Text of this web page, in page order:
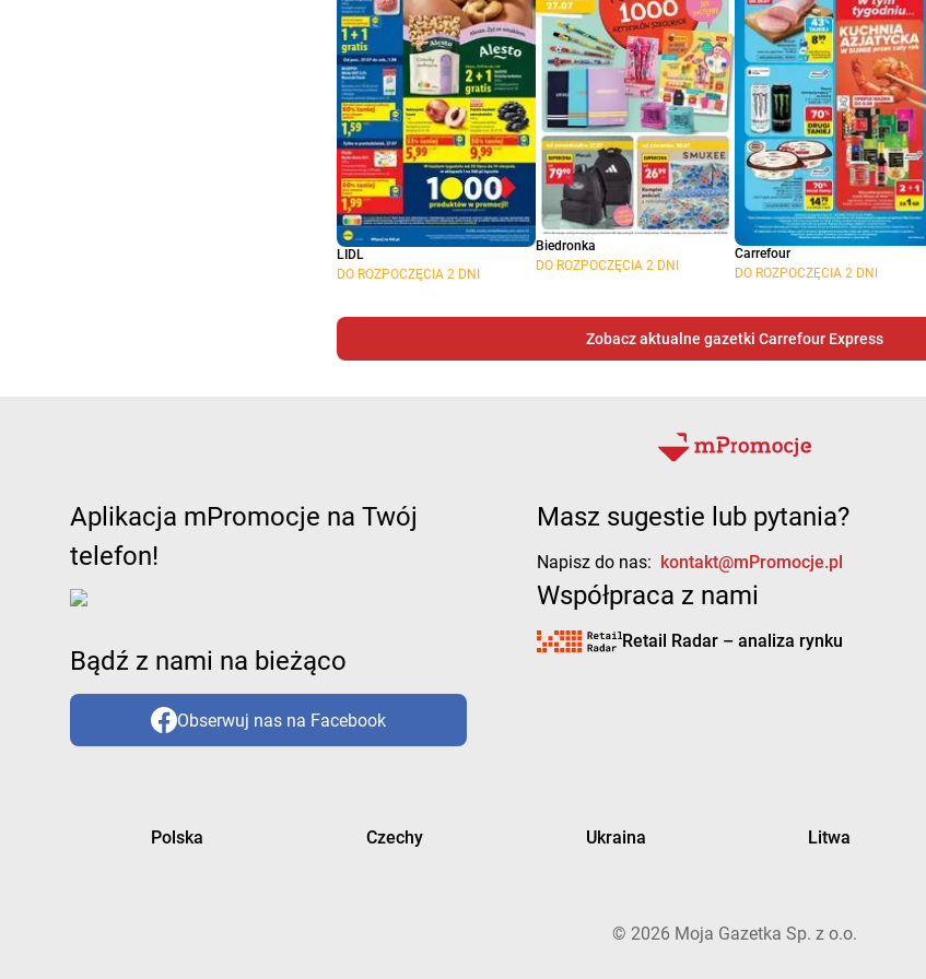
LIDL
DO ROZPOCZĘCIA 2 DNI
Biedronka
DO ROZPOCZĘCIA 2 DNI
Carrefour
DO ROZPOCZĘCIA 2 DNI
Zobacz aktualne gazetki Carrefour Express
Aplikacja mPromocje na Twój
telefon!
Bądź z nami na bieżąco
Obserwuj nas na Facebook
Masz sugestie lub pytania?
Napisz do nas: kontakt@mPromocje.pl
Współpraca z nami
Retail Radar – analiza rynku
Polska Czechy Ukraina Litwa
© 2026 Moja Gazetka Sp. z o.o.